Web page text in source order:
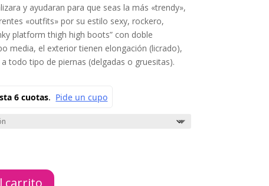
y ayudaran para que seas la más «trendy»,
«outfits» por su estilo sexy, rockero,
platform thigh high boots” con doble
media, el exterior tienen elongación (licrado),
todo tipo de piernas (delgadas o gruesitas).
carrito